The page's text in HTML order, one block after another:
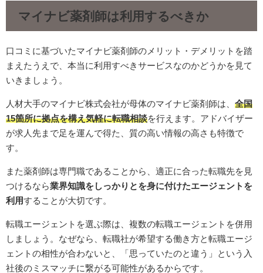
マイナビ薬剤師は利用するべきか
口コミに基づいたマイナビ薬剤師のメリット・デメリットを踏
まえたうえで、本当に利用すべきサービスなのかどうかを見て
いきましょう。
人材大手のマイナビ株式会社が母体のマイナビ薬剤師は、 全国
15箇所に拠点を構え気軽に転職相談を行えます。アドバイザー
が求人先まで足を運んで得た、質の高い情報の高さも特徴で
す。
また薬剤師は専門職であることから、適正に合った転職先を見
つけるなら業界知識をしっかりとを身に付けたエージェントを
利用することが大切です。
転職エージェントを選ぶ際は、複数の転職エージェントを併用
しましょう。なぜなら、転職社が希望する働き方と転職エージ
ェントの相性が合わないと、「思っていたのと違う」という入
社後のミスマッチに繋がる可能性があるからです。